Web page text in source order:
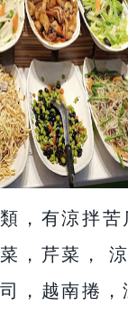
，有涼拌苦
，芹菜，
，越南捲，